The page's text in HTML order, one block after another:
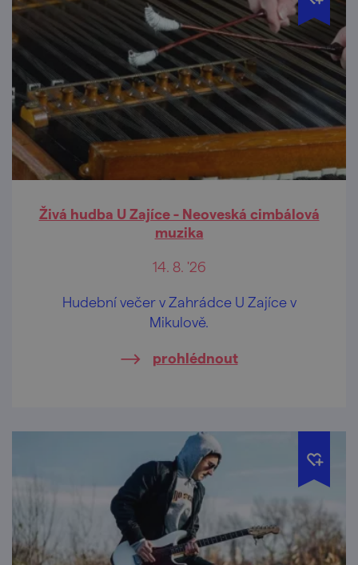
Živá hudba U Zajíce - Neoveská cimbálová
muzika
14. 8. '26
Hudební večer v Zahrádce U Zajíce v
Mikulově.
prohlédnout